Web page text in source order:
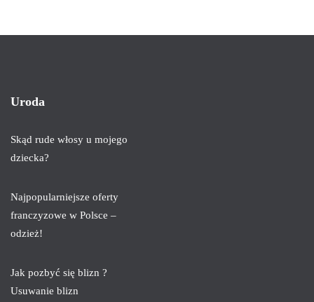
Uroda
Skąd rude włosy u mojego
dziecka?
Najpopularniejsze oferty
franczyzowe w Polsce –
odzież!
Jak pozbyć się blizn ?
Usuwanie blizn